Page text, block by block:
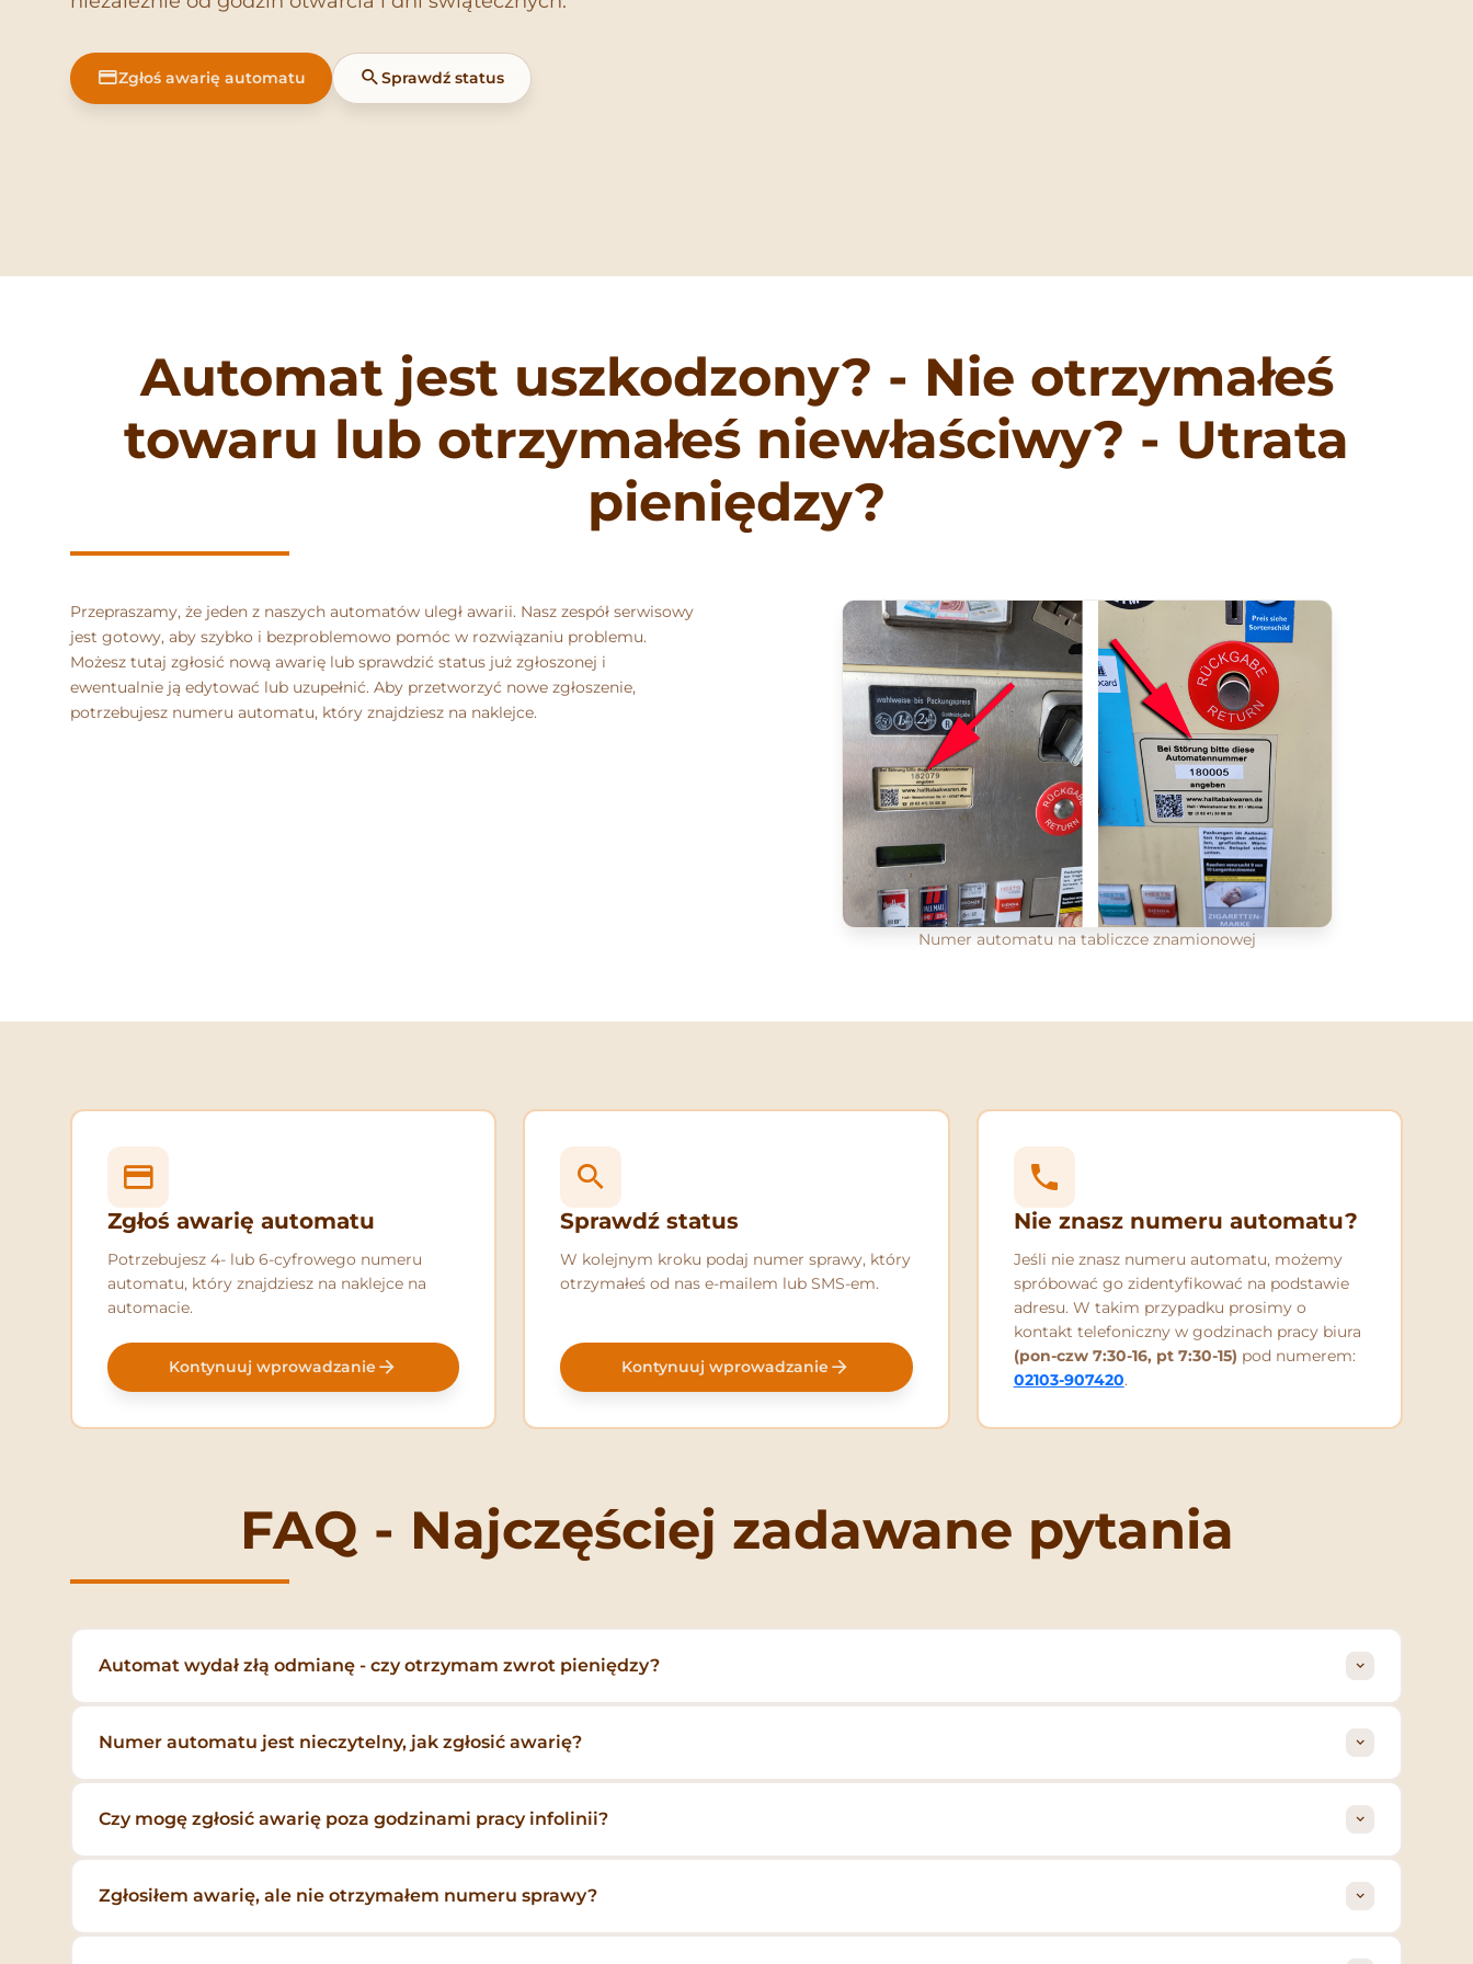
Zgłoś awarię automatu Sprawdź status
Automat jest uszkodzony? - Nie otrzymałeś
towaru lub otrzymałeś niewłaściwy? - Utrata
pieniędzy?
Przepraszamy, że jeden z naszych automatów uległ awarii. Nasz zespół serwisowy
jest gotowy, aby szybko i bezproblemowo pomóc w rozwiązaniu problemu.
Możesz tutaj zgłosić nową awarię lub sprawdzić status już zgłoszonej i
ewentualnie ją edytować lub uzupełnić. Aby przetworzyć nowe zgłoszenie,
potrzebujesz numeru automatu, który znajdziesz na naklejce.
Numer automatu na tabliczce znamionowej
Zgłoś awarię automatu
Potrzebujesz 4- lub 6-cyfrowego numeru
automatu, który znajdziesz na naklejce na
automacie.
Kontynuuj wprowadzanie
Sprawdź status
W kolejnym kroku podaj numer sprawy, który
otrzymałeś od nas e-mailem lub SMS-em.
Kontynuuj wprowadzanie
Nie znasz numeru automatu?
Jeśli nie znasz numeru automatu, możemy
spróbować go zidentyfikować na podstawie
adresu. W takim przypadku prosimy o
kontakt telefoniczny w godzinach pracy biura
(pon-czw 7:30-16, pt 7:30-15) pod numerem:
02103-907420.
FAQ - Najczęściej zadawane pytania
Automat wydał złą odmianę - czy otrzymam zwrot pieniędzy?
Numer automatu jest nieczytelny, jak zgłosić awarię?
Czy mogę zgłosić awarię poza godzinami pracy infolinii?
Zgłosiłem awarię, ale nie otrzymałem numeru sprawy?